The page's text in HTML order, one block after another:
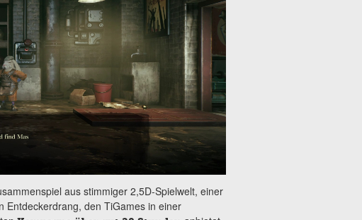
aus stimmiger 2,5D-Spielwelt, einer
Entdeckerdrang, den TiGames in einer